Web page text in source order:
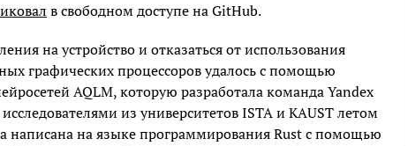
в свободном доступе на GitHub.
на устройство и отказаться от использования
графических процессоров удалось с помощью
AQLM, которую разработала команда Yandex
исследователями из университетов ISTA и KAUST летом
написана на языке программирования Rust с помощью